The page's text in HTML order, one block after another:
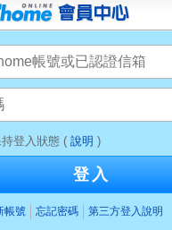
登入狀態 ( 說明 )
登入
帳號 忘記密碼 第三方登入說明